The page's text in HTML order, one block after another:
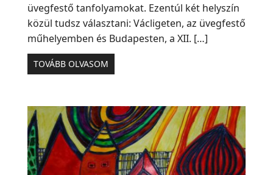
üvegfestő tanfolyamokat. Ezentúl két helyszín
közül tudsz választani: Václigeten, az üvegfestő
műhelyemben és Budapesten, a XII. […]
TOVÁBB OLVASOM